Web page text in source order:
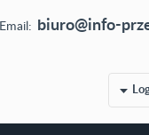
Email: biuro@info-